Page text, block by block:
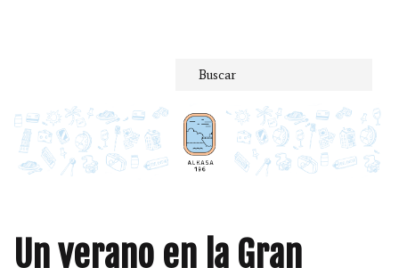
Un verano en la Gran